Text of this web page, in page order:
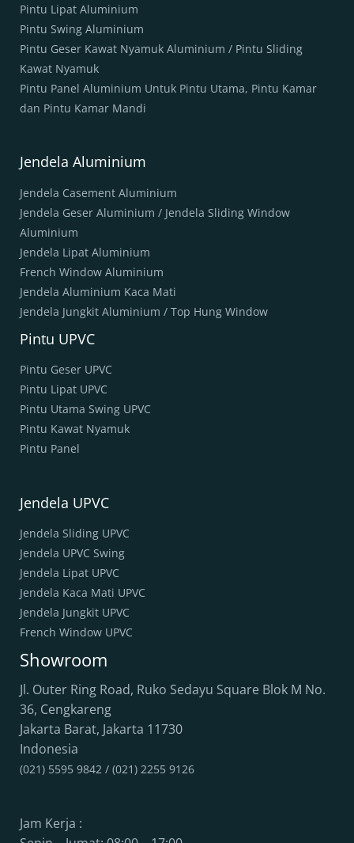
Pintu Lipat Aluminium
Pintu Swing Aluminium
Pintu Geser Kawat Nyamuk Aluminium / Pintu Sliding
Kawat Nyamuk
Pintu Panel Aluminium Untuk Pintu Utama, Pintu Kamar
dan Pintu Kamar Mandi
Jendela Aluminium
Jendela Casement Aluminium
Jendela Geser Aluminium / Jendela Sliding Window
Aluminium
Jendela Lipat Aluminium
French Window Aluminium
Jendela Aluminium Kaca Mati
Jendela Jungkit Aluminium / Top Hung Window
Pintu UPVC
Pintu Geser UPVC
Pintu Lipat UPVC
Pintu Utama Swing UPVC
Pintu Kawat Nyamuk
Pintu Panel
Jendela UPVC
Jendela Sliding UPVC
Jendela UPVC Swing
Jendela Lipat UPVC
Jendela Kaca Mati UPVC
Jendela Jungkit UPVC
French Window UPVC
Showroom
Jl. Outer Ring Road, Ruko Sedayu Square Blok M No.
36, Cengkareng
Jakarta Barat, Jakarta 11730
Indonesia
(021) 5595 9842 / (021) 2255 9126
Jam Kerja :